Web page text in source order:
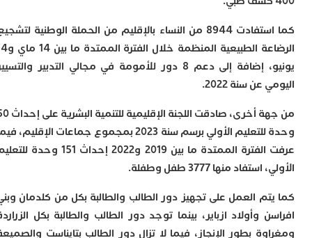
كما استفادت 8944 من النساء بالإقليم من الحملة الوطنية لتشجيع
الرضاعة الطبيعية المنظمة خلال الفترة الممتدة ما بين 14 ماي و14
يونيو، إضافة إلى دعم 8 دور للأمومة في مجالي التدبير والتسيير
سنة 2022.
من جهة أخرى، صادقت اللجنة الإقليمية للتنمية البشرية على إحداث 50
وحدة للتعليم الأولي برسم سنة 2023 بمجموع جماعات الإقليم، فيما
عرفت الفترة الممتدة ما بين 2019 و2022 إحداث 151 وحدة للتعليم
منها 3777 طفل وطفلة.
العمل على تجهيز دور الطالب والطالبة بكل من كلدمان وبني
وأولاد ازباير، بينما توجد دور الطالب والطالبة بكل الزراردة
بطور الإنجاز، فيما لا تزال دور الطالب بتايناست والصميعة